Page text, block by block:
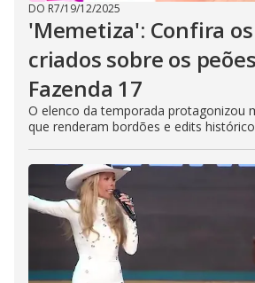
DO R7/19/12/2025
'Memetiza': Confira
criados sobre os
Fazenda 17
O elenco da temporada protagonizou
que renderam bordões e edits